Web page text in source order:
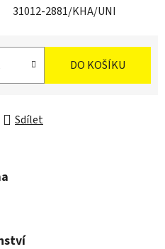
31012-2881/KHA/UNI
DO KOŠÍKU
Sdílet